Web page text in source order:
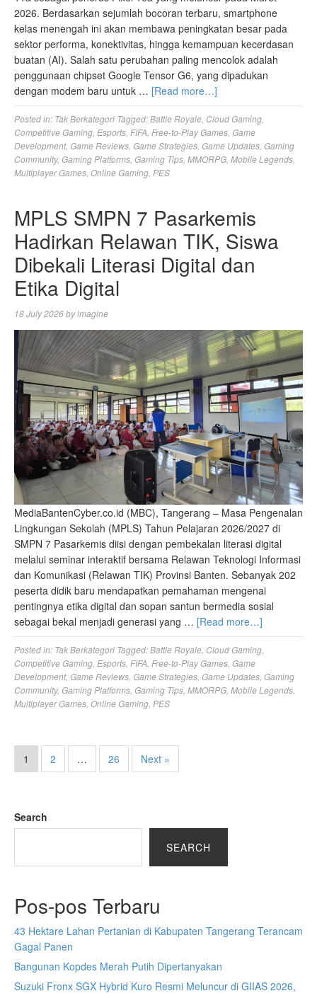
2026. Berdasarkan sejumlah bocoran terbaru, smartphone
kelas menengah ini akan membawa peningkatan besar pada
sektor performa, konektivitas, hingga kemampuan kecerdasan
buatan (AI). Salah satu perubahan paling mencolok adalah
penggunaan chipset Google Tensor G6, yang dipadukan
dengan modem baru untuk … [Read more…]
Posted in: Tak Berkategori Tagged:Battle Royale Cloud Gaming
Competitive Gaming Esports FIFA Free-to-Play Games Game
Development, Game Reviews Game Strategies Game Updates Gaming
Community, Gaming Platforms Gaming Tips MMORPG Mobile Legends
Multiplayer Games Online Gaming PES
MPLS SMPN 7 Pasarkemis
Hadirkan Relawan TIK, Siswa
Dibekali Literasi Digital dan
Etika Digital
18 July 2026byimagine
MediaBantenCyber.co.id (MBC), Tangerang – Masa Pengenalan
Lingkungan Sekolah (MPLS) Tahun Pelajaran 2026/2027 di
SMPN 7 Pasarkemis diisi dengan pembekalan literasi digital
melalui seminar interaktif bersama Relawan Teknologi Informasi
dan Komunikasi (Relawan TIK) Provinsi Banten. Sebanyak 202
peserta didik baru mendapatkan pemahaman mengenai
pentingnya etika digital dan sopan santun bermedia sosial
sebagai bekal menjadi generasi yang … [Read more…]
Posted in: Tak Berkategori Tagged:Battle Royale Cloud Gaming
Competitive Gaming Esports FIFA Free-to-Play Games Game
Development, Game Reviews Game Strategies Game Updates Gaming
Community, Gaming Platforms Gaming Tips MMORPG Mobile Legends
Multiplayer Games Online Gaming PES
1 2 … 26 Next »
Search
SEARCH
Pos-pos Terbaru
43 Hektare Lahan Pertanian di Kabupaten Tangerang Terancam
Gagal Panen
Bangunan Kopdes Merah Putih Dipertanyakan
Suzuki Fronx SGX Hybrid Kuro Resmi Meluncur di GIIAS 2026,